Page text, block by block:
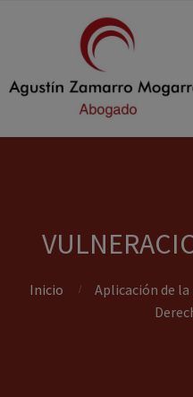
Inicio
Aplicación de la